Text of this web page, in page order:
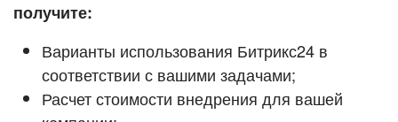
получите:
Варианты использования Битрикс24 в
соответствии с вашими задачами;
Расчет стоимости внедрения для вашей